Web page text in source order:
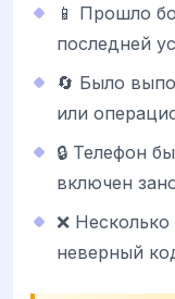
📱 Прошло
последней
🔄 Было
или
🔒 Телефон
включен
❌
неверный